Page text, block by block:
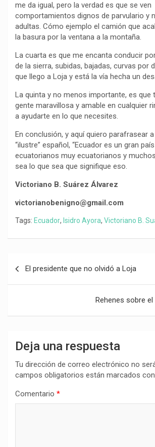
me da igual, pero la verdad es que se ven
comportamientos dignos de parvulario y
adultas. Cómo ejemplo el camión que
la basura por la ventana a la montaña.
La cuarta es que me encanta conducir
de la sierra, subidas, bajadas, curvas por
que llego a Loja y está la vía hecha un
La quinta y no menos importante, es que
gente maravillosa y amable en cualquier
a ayudarte en lo que necesites.
En conclusión, y aquí quiero parafrasear
“ilustre” español, “Ecuador es un gran
ecuatorianos muy ecuatorianos y
sea lo que sea que signifique eso.
Victoriano B. Suárez Álvarez
victorianobenigno@gmail.com
Tags: Ecuador, Isidro Ayora, Victoriano B.
El presidente que no olvidó a Loja
Rehenes sobre
Deja una respuesta
Tu dirección de correo electrónico no
campos obligatorios están marcados con
Comentario *